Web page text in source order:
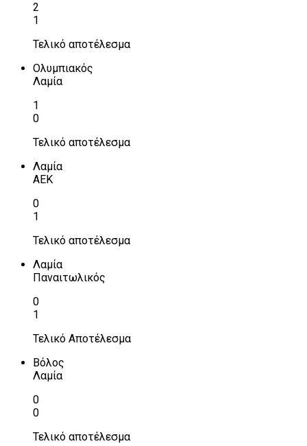
2
1
Τελικό αποτέλεσμα
Ολυμπιακός
Λαμία
1
0
Τελικό αποτέλεσμα
Λαμία
ΑΕΚ
0
1
Τελικό αποτέλεσμα
Λαμία
Παναιτωλικός
0
1
Τελικό Αποτέλεσμα
Βόλος
Λαμία
0
0
Τελικό αποτέλεσμα